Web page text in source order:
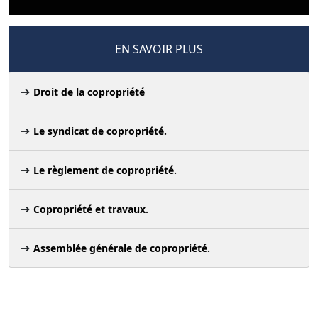
EN SAVOIR PLUS
Droit de la copropriété
Le syndicat de copropriété.
Le règlement de copropriété.
Copropriété et travaux.
Assemblée générale de copropriété.